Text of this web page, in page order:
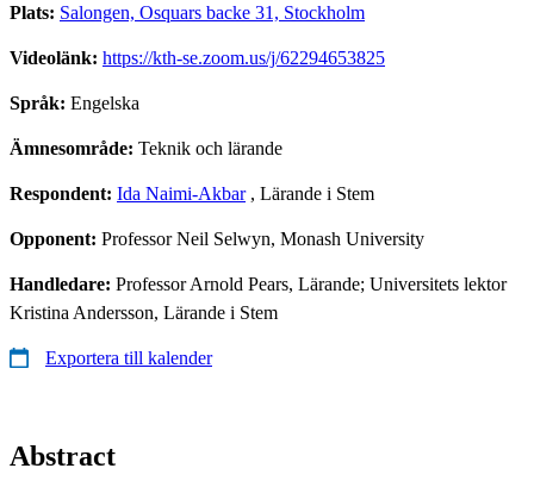
Plats: Salongen, Osquars backe 31, Stockholm
Videolänk: https://kth-se.zoom.us/j/62294653825
Språk: Engelska
Ämnesområde: Teknik och lärande
Respondent: Ida Naimi-Akbar, Lärande i Stem
Opponent: Professor Neil Selwyn, Monash University
Handledare: Professor Arnold Pears, Lärande; Universitets lektor
Kristina Andersson, Lärande i Stem
Exportera till kalender
Abstract